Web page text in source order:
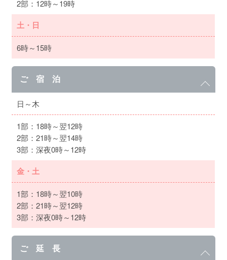
2部：12時～19時
土・日
6時～15時
ご 宿 泊
日～木
1部：18時～翌12時
2部：21時～翌14時
3部：深夜0時～12時
金・土
1部：18時～翌10時
2部：21時～翌12時
3部：深夜0時～12時
ご 延 長